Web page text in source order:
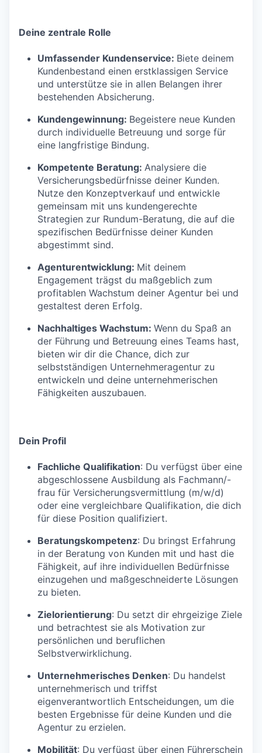
Deine zentrale Rolle
Umfassender Kundenservice: Biete deinem
Kundenbestand einen erstklassigen Service
und unterstütze sie in allen Belangen ihrer
bestehenden Absicherung.
Kundengewinnung: Begeistere neue Kunden
durch individuelle Betreuung und sorge für
eine langfristige Bindung.
Kompetente Beratung: Analysiere die
Versicherungsbedürfnisse deiner Kunden.
Nutze den Konzeptverkauf und entwickle
gemeinsam mit uns kundengerechte
Strategien zur Rundum-Beratung, die auf die
spezifischen Bedürfnisse deiner Kunden
abgestimmt sind.
Agenturentwicklung: Mit deinem
Engagement trägst du maßgeblich zum
profitablen Wachstum deiner Agentur bei und
gestaltest deren Erfolg.
Nachhaltiges Wachstum: Wenn du Spaß an
der Führung und Betreuung eines Teams hast,
bieten wir dir die Chance, dich zur
selbstständigen Unternehmeragentur zu
entwickeln und deine unternehmerischen
Fähigkeiten auszubauen.
Dein Profil
Fachliche Qualifikation: Du verfügst über eine
abgeschlossene Ausbildung als Fachmann/-
frau für Versicherungsvermittlung (m/w/d)
oder eine vergleichbare Qualifikation, die dich
für diese Position qualifiziert.
Beratungskompetenz: Du bringst Erfahrung
in der Beratung von Kunden mit und hast die
Fähigkeit, auf ihre individuellen Bedürfnisse
einzugehen und maßgeschneiderte Lösungen
zu bieten.
Zielorientierung: Du setzt dir ehrgeizige Ziele
und betrachtest sie als Motivation zur
persönlichen und beruflichen
Selbstverwirklichung.
Unternehmerisches Denken: Du handelst
unternehmerisch und triffst
eigenverantwortlich Entscheidungen, um die
besten Ergebnisse für deine Kunden und die
Agentur zu erzielen.
Mobilität: Du verfügst über einen Führerschein